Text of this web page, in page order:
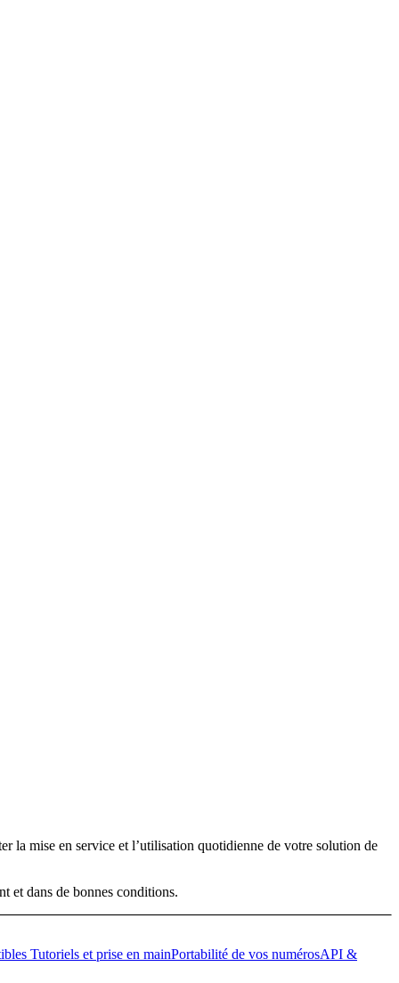
la mise en service et l’utilisation quotidienne de votre solution de
et dans de bonnes conditions.
Tutoriels et prise en mainPortabilité de vos numérosAPI &